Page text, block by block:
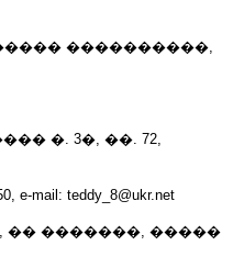
����������,
�. 3�, ��. 72,
teddy_8@ukr.net
�� �������, �����